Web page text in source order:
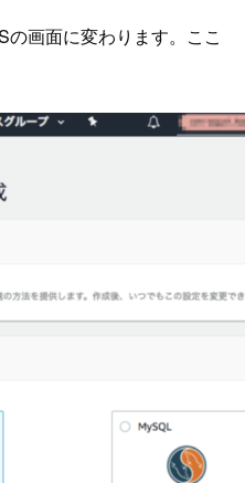
画面に変わります。ここ